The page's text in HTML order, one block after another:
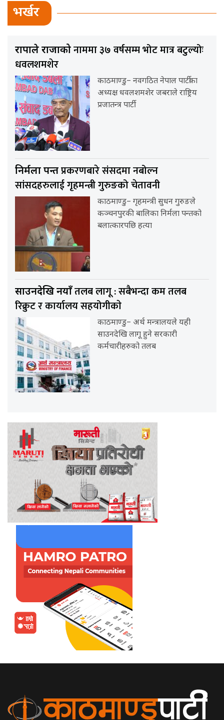
भर्खर
राप्रपाले राजाकोनाममा ३७ वर्षसम्म भोट मात्र बटुल्योः
धवलशमशेर
काठमाण्डु– नवगठित नेपाल पार्टीका
अध्यक्ष धवलशमशेर जबराले राष्ट्रिय
प्रजातन्त्र पार्टी
निर्मला पन्तप्रकरणबारे संसदमा नबोल्न
सांसदहरुलाई गृहमन्त्री गुरुङको चेतावनी
काठमाण्डु– गृहमन्त्री सुधन गुरुङले
कञ्चनपुरकी बालिका निर्मला पन्तको
बलात्कारपछि हत्या
साउनदेखि नयाँतलब लागू : सबैभन्दा कम तलब
रिक्रुट र कार्यालय सहयोगीकाे
काठमाण्डु– अर्थ मन्त्रालयले यही
साउनदेखि लागू हुने सरकारी
कर्मचारीहरुको तलब